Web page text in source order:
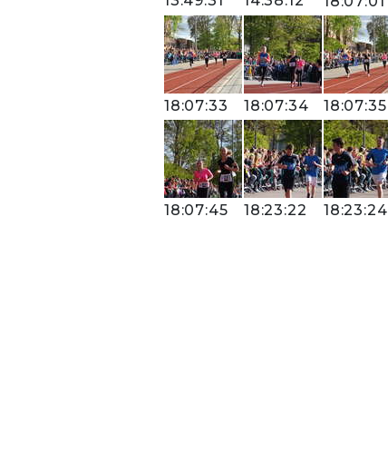
18:07:33 18:07:34 18:07:35
18:07:45 18:23:22 18:23:24